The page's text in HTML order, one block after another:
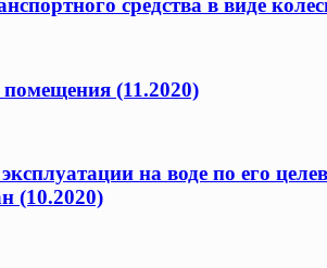
средства в виде
(11.2020)
на воде по его
(10.2020)